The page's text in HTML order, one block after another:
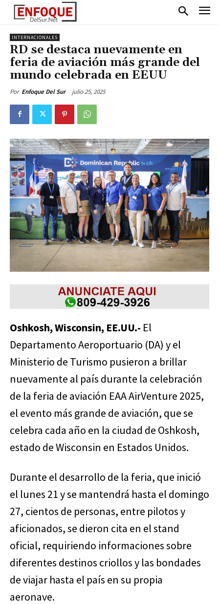
INTERNACIONALES
RD se destaca nuevamente en
feria de aviación más grande del
mundo celebrada en EEUU
Por Enfoque Del Sur julio 25, 2025
Oshkosh, Wisconsin, EE.UU.- El
Departamento Aeroportuario (DA) y el
Ministerio de Turismo pusieron a brillar
nuevamente al país durante la celebración
de la feria de aviación EAA AirVenture 2025,
el evento más grande de aviación, que se
celebra cada año en la ciudad de Oshkosh,
estado de Wisconsin en Estados Unidos.
Durante el desarrollo de la feria, que inició
el lunes 21 y se mantendrá hasta el domingo
27, cientos de personas, entre pilotos y
aficionados, se dieron cita en el stand
oficial, requiriendo informaciones sobre
diferentes destinos criollos y las bondades
de viajar hasta el país en su propia
aeronave.